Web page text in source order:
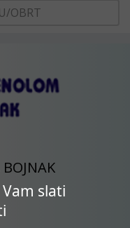
slati
OBRT